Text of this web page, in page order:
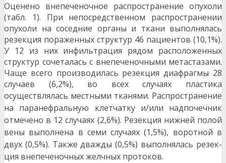
Оценено внепеченочное распространение опухоли
(табл. 1). При непосредственном распро­странении
опухоли на соседние органы и ткани выполнялась
резекция пораженных структур 46 пациентов (10,1%).
У 12 из них инфильтрация ря­дом расположенных
структур сочеталась с внепеченочными метастазами.
Чаще всего производи­лась резекция диафрагмы 28
случаев (6,2%), во всех случаях пластика
осуществлялась местными тканями. Распространение
на паранефральную клетчатку и/или надпочечник
отмечено в 12 слу­чаях (2,6%). Резекция нижней полой
вены выпол­нена в семи случаях (1,5%), воротной в
двух (0,5%). Также дважды (0,5%) выполнялась резек­
ция внепеченочных желчных протоков.